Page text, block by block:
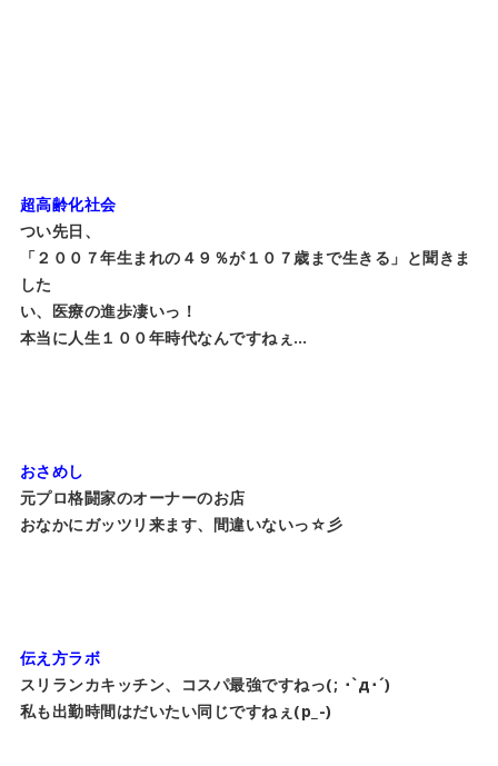
超高齢化社会
つい先日、
「２００７年生まれの４９％が１０７歳まで生きる」と聞きま
した
い、医療の進歩凄いっ！
本当に人生１００年時代なんですねぇ…
おさめし
元プロ格闘家のオーナーのお店
おなかにガッツリ来ます、間違いないっ☆彡
伝え方ラボ
スリランカキッチン、コスパ最強ですねっ(; ･`д･´)
私も出勤時間はだいたい同じですねぇ(p_-)​​​